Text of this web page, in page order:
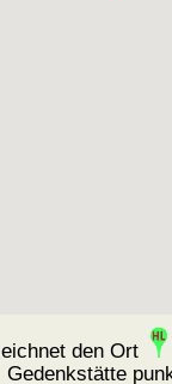
den Ort
Gedenkstätte